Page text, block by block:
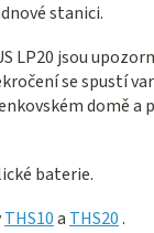
stanici.
LP20 jsou
se spustí
domě
baterie.
THS10aTHS20.